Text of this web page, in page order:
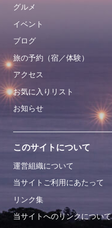
グルメ
イベント
ブログ
旅の予約（宿／体験）
アクセス
お気に入りリスト
お知らせ
このサイトについて
運営組織について
当サイトご利用にあたって
リンク集
当サイトへのリンクについて